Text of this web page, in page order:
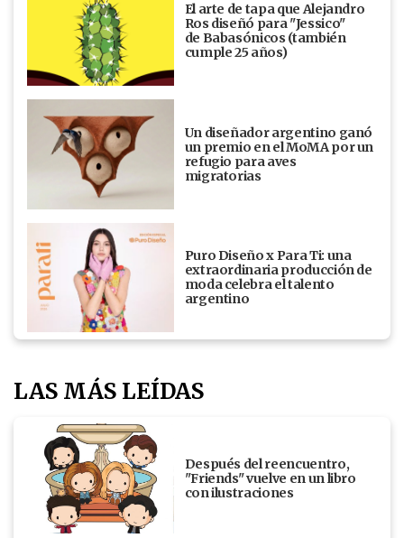
El arte de tapa que Alejandro
Ros diseñó para "Jessico"
de Babasónicos (también
cumple 25 años)
Un diseñador argentino ganó
un premio en el MoMA por un
refugio para aves
migratorias
Puro Diseño x Para Ti: una
extraordinaria producción de
moda celebra el talento
argentino
LAS MÁS LEÍDAS
Después del reencuentro,
"Friends" vuelve en un libro
con ilustraciones